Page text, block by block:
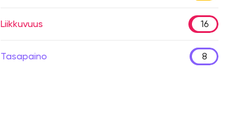
Liikkuvuus 16
Tasapaino 8